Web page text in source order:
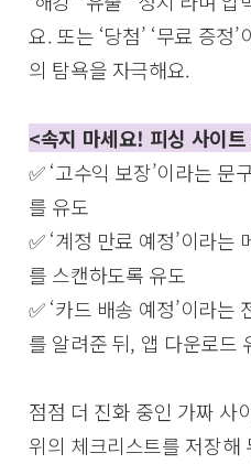
요. 또는 ‘당첨’ ‘무료 증정
의 탐욕을 자극해요.
<속지 마세요! 피싱 사이
✅ ‘고수익 보장’이라는 문
를 유도
✅ ‘계정 만료 예정’이라는
를 스캔하도록 유도
✅ ‘카드 배송 예정’이라
를 알려준 뒤, 앱 다운로드
점점 더 진화 중인 가짜 사
위의 체크리스트를 저장해